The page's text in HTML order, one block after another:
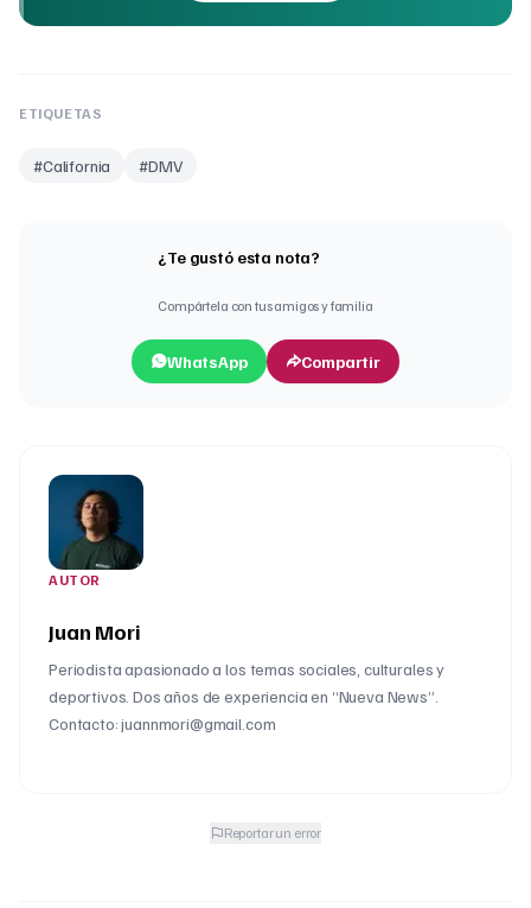
ETIQUETAS
#California #DMV
¿Te gustó esta nota?
Compártela con tus amigos y familia
WhatsApp Compartir
AUTOR
Juan Mori
Periodista apasionado a los temas sociales, culturales y
deportivos. Dos años de experiencia en “Nueva News”.
Contacto: juannmori@gmail.com
Reportar un error